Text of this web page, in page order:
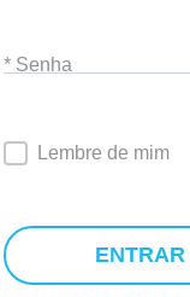
* Senha
Lembre de mim
ENTRAR